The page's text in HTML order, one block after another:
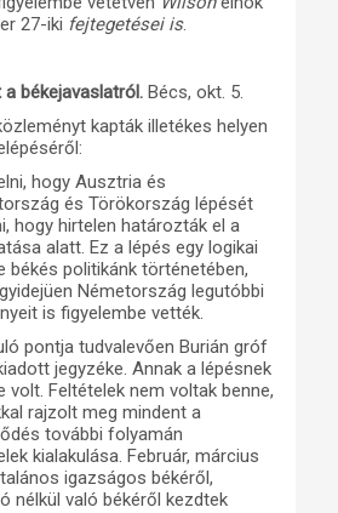
27-iki fejtegetései is.
békejavaslatról. Bécs, okt. 5.
kapták illetékes helyen
hogy Ausztria és
és Törökország lépését
hogy hirtelen határozták el a
alatt. Ez a lépés egy logikai
politikánk történetében,
Németország legutóbbi
is figyelembe vették.
pontja tudvalevően Burián gróf
jegyzéke. Annak a lépésnek
volt. Feltételek nem voltak benne,
rajzolt meg mindent a
további folyamán
kialakulása. Február, március
igazságos békéről,
nélkül való békéről kezdtek